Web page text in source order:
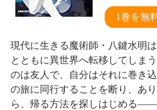
1巻を無
現代に生きる魔術師・八鍵水明
とともに異世界へ転移してしま
のは友人で、自分はそれに巻き
の旅に同行することを断り、あ
ら、帰る方法を探しはじめる